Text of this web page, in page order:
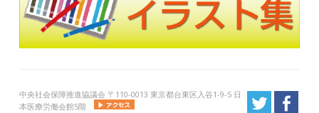
中央社会保障推進協議会 〒110-0013 東京都台東区入谷1-9-5 日
本医療労働会館5階